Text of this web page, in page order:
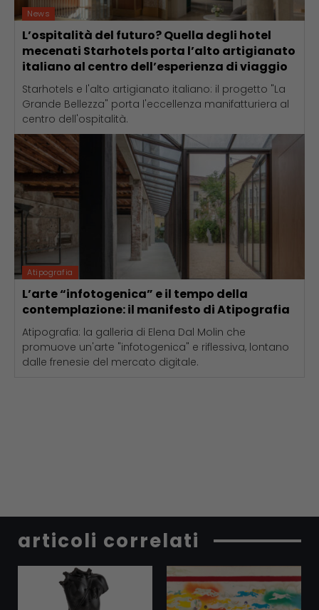
News
L’ospitalità del futuro? Quella degli hotel
mecenati Starhotels porta l’alto artigianato
italiano al centro dell’esperienza di viaggio
Starhotels e l'alto artigianato italiano: il progetto "La
Grande Bellezza" porta l'eccellenza manifatturiera al
centro dell'ospitalità.
Atipografia
L’arte “infotogenica” e il tempo della
contemplazione: il manifesto di Atipografia
Atipografia: la galleria di Elena Dal Molin che
promuove un'arte "infotogenica" e riflessiva, lontano
dalle frenesie del mercato digitale.
articoli correlati